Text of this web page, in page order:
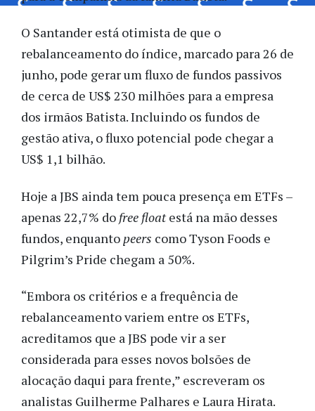
O Santander está otimista de que o
rebalanceamento do índice, marcado para 26 de
junho, pode gerar um fluxo de fundos passivos
de cerca de US$ 230 milhões para a empresa
dos irmãos Batista. Incluindo os fundos de
gestão ativa, o fluxo potencial pode chegar a
US$ 1,1 bilhão.
Hoje a JBS ainda tem pouca presença em ETFs –
apenas 22,7% do free floatestá na mão desses
fundos, enquanto peers como Tyson Foods e
Pilgrim’s Pride chegam a 50%.
“Embora os critérios e a frequência de
rebalanceamento variem entre os ETFs,
acreditamos que a JBS pode vir a ser
considerada para esses novos bolsões de
alocação daqui para frente,” escreveram os
analistas Guilherme Palhares e Laura Hirata.